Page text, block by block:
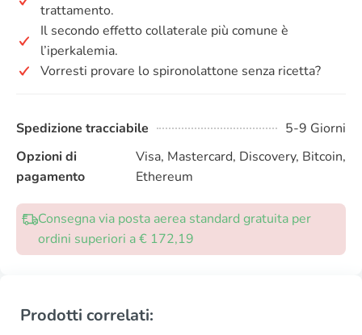
trattamento.
Il secondo effetto collaterale più comune è
l’iperkalemia.
Vorresti provare lo spironolattone senza ricetta?
Spedizione tracciabile
5-9 Giorni
Opzioni di
pagamento
Visa, Mastercard, Discovery, Bitcoin,
Ethereum
Consegna via posta aerea standard gratuita per
ordini superiori a € 172,19
Prodotti correlati: